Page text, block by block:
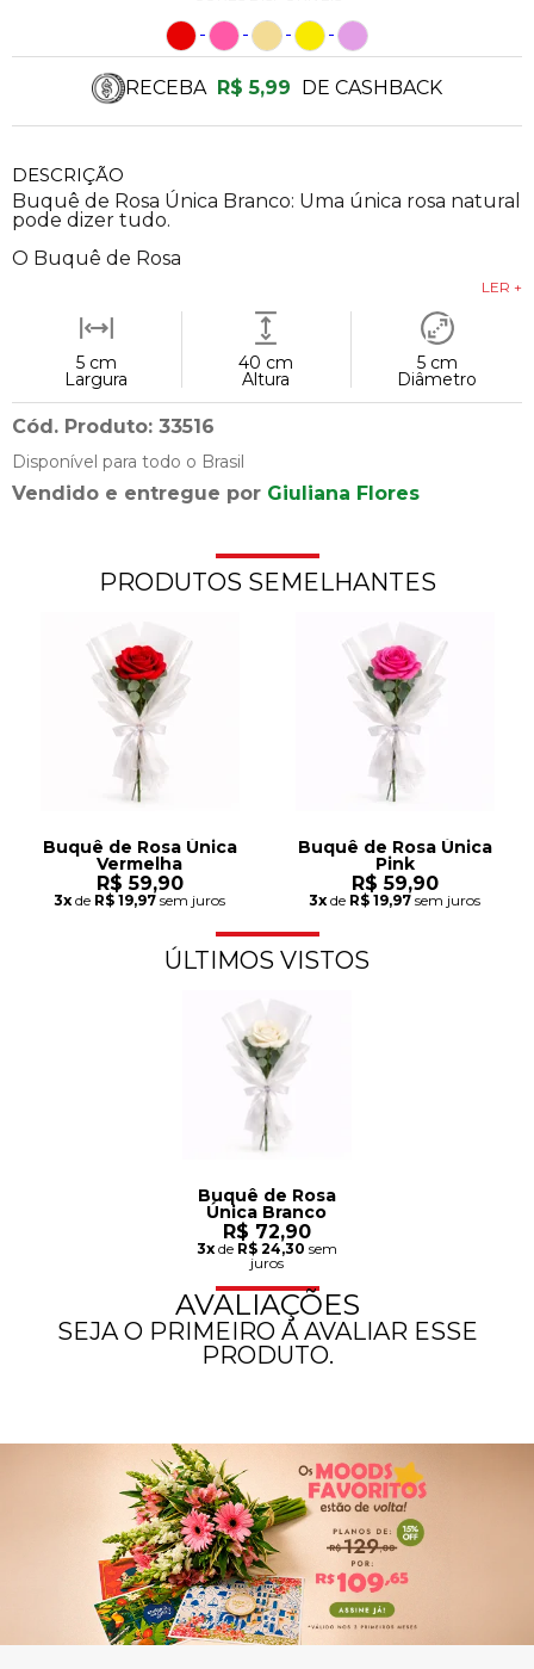
DESCRIÇÃO
Buquê de Rosa Única Branco: Uma única rosa natural
pode dizer tudo.
O Buquê de Rosa
LER +
5 cm
Largura
40 cm
Altura
5 cm
Diâmetro
Cód. Produto: 33516
Disponível para todo o Brasil
Vendido e entregue por Giuliana Flores
RECEBA R$ 5,99 DE CASHBACK
PRODUTOS SEMELHANTES
Buquê de Rosa Única
Vermelha
R$ 59,90
3x de R$ 19,97 sem juros
Buquê de Rosa Única
Pink
R$ 59,90
3x de R$ 19,97 sem juros
ÚLTIMOS VISTOS
Buquê de Rosa
Única Branco
R$ 72,90
3xde R$ 24,30 sem
juros
AVALIAÇÕES
SEJA O PRIMEIRO A AVALIAR ESSE
PRODUTO.